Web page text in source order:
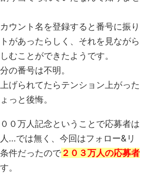
ウント名を登録すると番号に振り
があったらしく、それを見ながら
むことができたようです。
の番号は不明。
げられてたらテンション上がった
っと後悔。
０万人記念ということで応募者は
…では無く、今回はフォロー&リ
件だったので２０３万人の応募者
。